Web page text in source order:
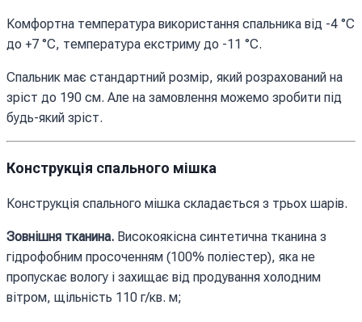
Комфортна температура використання спальника від -4 °C
до +7 °C, температура екстриму до -11 °C.
Спальник має стандартний розмір, який розрахований на
зріст до 190 см. Але на замовлення можемо зробити під
будь-який зріст.
Конструкція спального мішка
Конструкція спального мішка складається з трьох шарів.
Зовнішня тканина. Високоякісна синтетична тканина з
гідрофобним просоченням (100% поліестер), яка не
пропускає вологу і захищає від продування холодним
вітром, щільність 110 г/кв. м;